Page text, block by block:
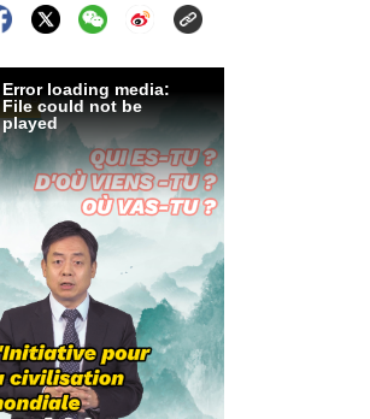
Error loading media:
File could not be
played